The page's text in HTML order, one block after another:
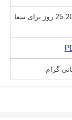
7-10 روز برای نمونه، 20-25 روز برای سفا